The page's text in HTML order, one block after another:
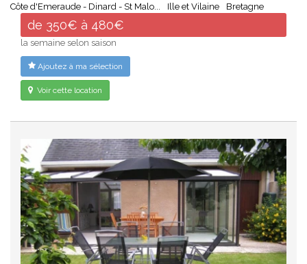
Côte d'Emeraude - Dinard - St Malo...
Ille et Vilaine Bretagne
de 350€ à 480€
la semaine selon saison
Ajoutez à ma sélection
Voir cette location